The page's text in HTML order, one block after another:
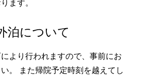
ます。
泊について
より行われますので、事前にお
。 また帰院予定時刻を越えてし